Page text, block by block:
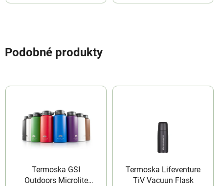
Podobné produkty
Termoska GSI
Outdoors Microlite
Termoska Lifeventure
TiV Vacuun Flask